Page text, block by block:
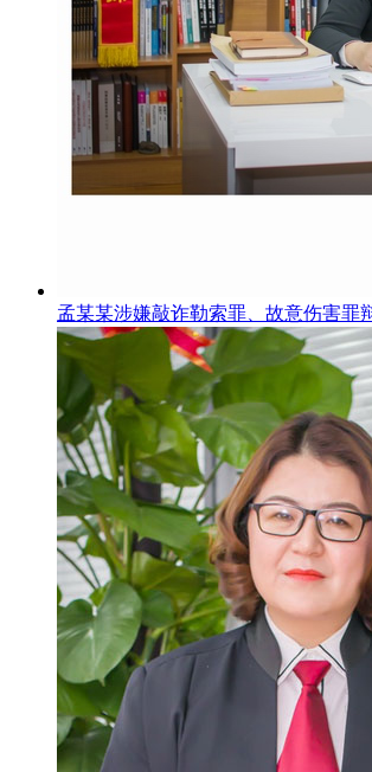
孟某某涉嫌敲诈勒索罪、故意伤害罪